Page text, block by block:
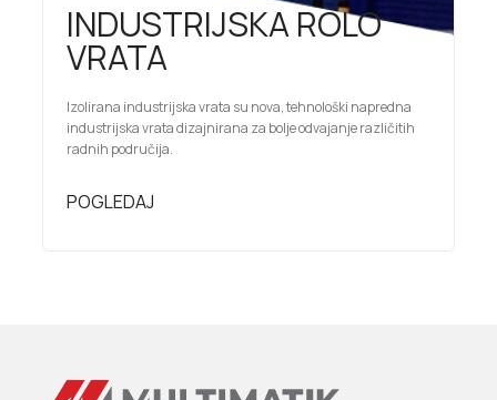
INDUSTRIJSKA ROLO
VRATA
Izolirana industrijska vrata su nova, tehnološki napredna
industrijska vrata dizajnirana za bolje odvajanje različitih
radnih područija.
POGLEDAJ